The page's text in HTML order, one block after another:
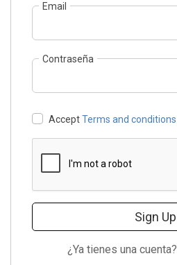
Email
Contraseña
AcceptTerms and conditions
Sign Up
¿Ya tienes una cuenta?